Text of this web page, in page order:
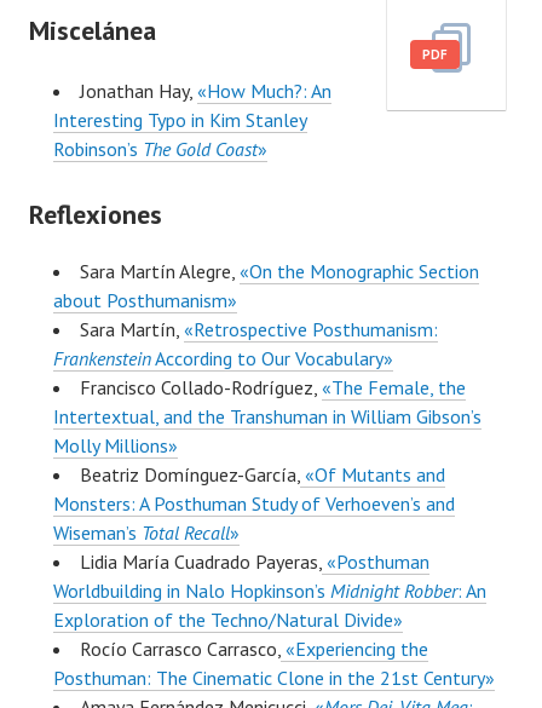
i
2
s
PDF
Miscelánea
Jonathan Hay, «How Much?: An
Interesting Typo in Kim Stanley
Robinson’s The Gold Coast»
Reflexiones
Sara Martín Alegre, «On the Monographic Section
about Posthumanism»
Sara Martín, «Retrospective Posthumanism:
FrankensteinAccording to Our Vocabulary»
Francisco Collado-Rodríguez, «The Female, the
Intertextual, and the Transhuman in William Gibson’s
Molly Millions»
Beatriz Domínguez-García, «Of Mutants and
Monsters: A Posthuman Study of Verhoeven’s and
Wiseman’s Total Recall»
Lidia María Cuadrado Payeras, «Posthuman
Worldbuilding in Nalo Hopkinson’s Midnight Robber: An
Exploration of the Techno/Natural Divide»
Rocío Carrasco Carrasco, «Experiencing the
Posthuman: The Cinematic Clone in the 21st Century»